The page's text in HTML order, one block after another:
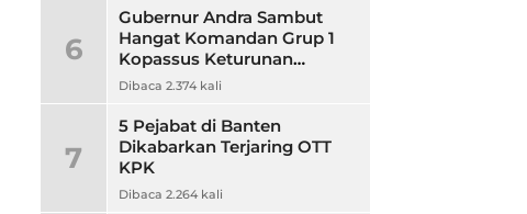
6
Gubernur Andra Sambut
Hangat Komandan Grup 1
Kopassus Keturunan
Pandeglang, Jalin Sinergitas
Dibaca 2.374 kali
7
5 Pejabat di Banten
Dikabarkan Terjaring OTT
KPK
Dibaca 2.264 kali